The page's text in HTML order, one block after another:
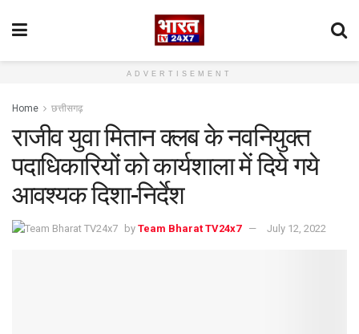
ADVERTISEMENT
Home छत्तीसगढ़
राजीव युवा मितान क्लब के नवनियुक्त
पदाधिकारियों को कार्यशाला में दिये गये
आवश्यक दिशा-निर्देश
by Team Bharat TV24x7 July 12, 2022